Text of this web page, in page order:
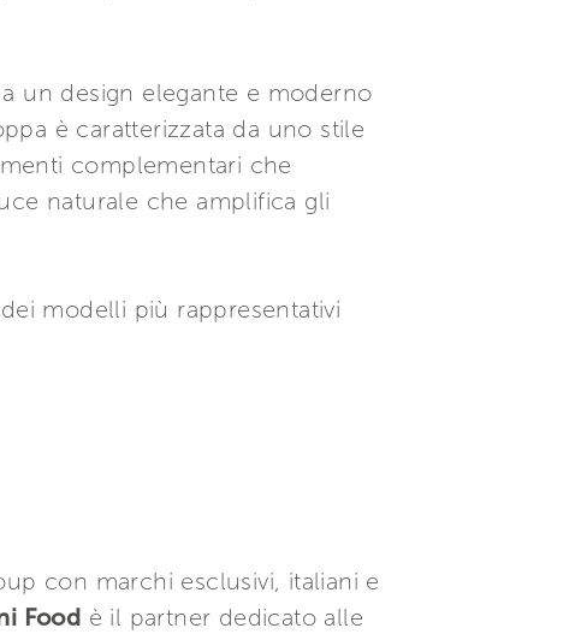
un design elegante e moderno
è caratterizzata da uno stile
complementari che
naturale che amplifica gli
modelli più rappresentativi
con marchi esclusivi, italiani e
Food è il partner dedicato alle